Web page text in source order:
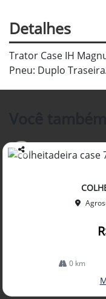
Detalhes
Trator Case IH
Pneu: Duplo
Co
0 km